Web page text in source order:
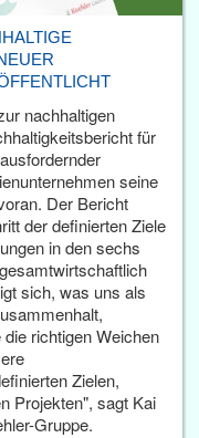
nachhaltigen
für
seine
Der Bericht
der definierten Ziele
in den sechs
sich, was uns als
richtigen Weichen
Zielen,
Projekten", sagt Kai
Gruppe.